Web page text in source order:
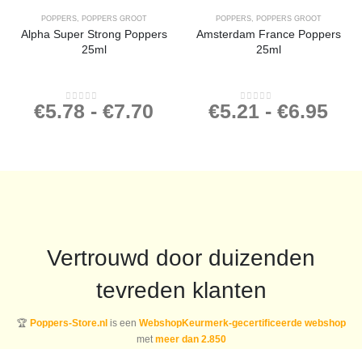
POPPERS, POPPERS GROOT
Alpha Super Strong Poppers
25ml
0out of 5
€5.78 - €7.70
POPPERS, POPPERS GROOT
Amsterdam France Poppers
25ml
0out of 5
€5.21 - €6.95
Vertrouwd door duizenden
tevreden klanten
🏆 Poppers-Store.nl is een WebshopKeurmerk-gecertificeerde webshop
met meer dan 2.850